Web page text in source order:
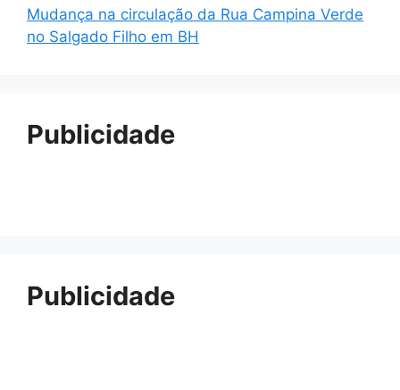
Mudança na circulação da Rua Campina Verde
no Salgado Filho em BH
Publicidade
Publicidade